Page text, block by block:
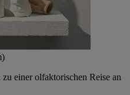
einer olfaktorischen Reise an